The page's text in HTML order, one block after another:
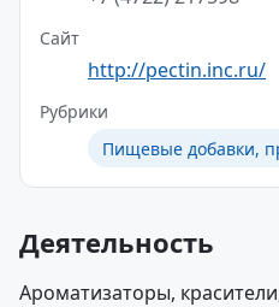
Сайт
http://pectin.inc.ru/
Рубрики
Пищевые добавки,
Деятельность
Ароматизаторы,